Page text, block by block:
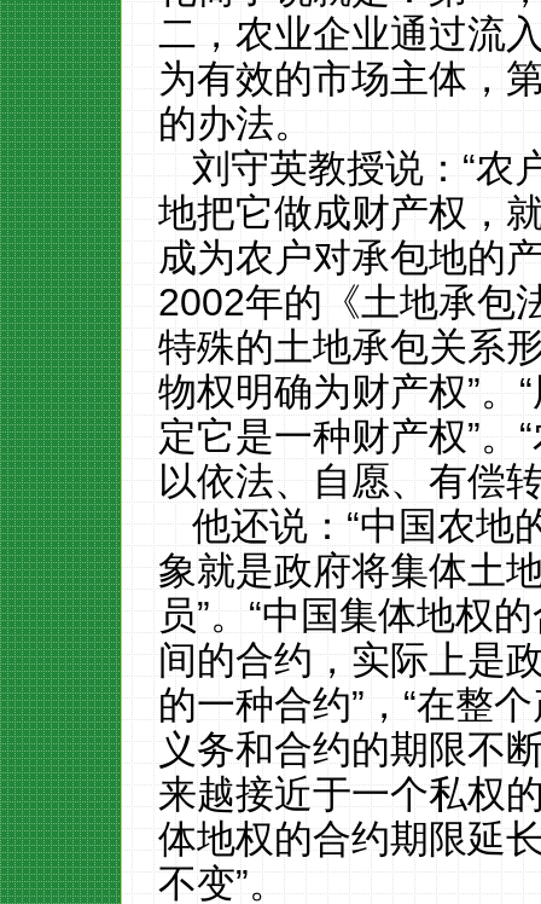
二，农业企业通过流
为有效的市场主体，
的办法。
刘守英教授说：“农
地把它做成财产权，
成为农户对承包地的
2002年的《土地承包
特殊的土地承包关系
物权明确为财产权”。
定它是一种财产权”。
以依法、自愿、有偿
他还说：“中国农地
象就是政府将集体土
员”。“中国集体地权
间的合约，实际上是
的一种合约”，“在整
义务和合约的期限不
来越接近于一个私权
体地权的合约期限延
不变”。